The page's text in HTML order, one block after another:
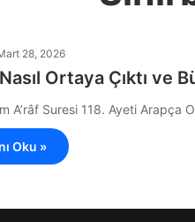
28, 2026
Ortaya Çıktı ve
Oku »